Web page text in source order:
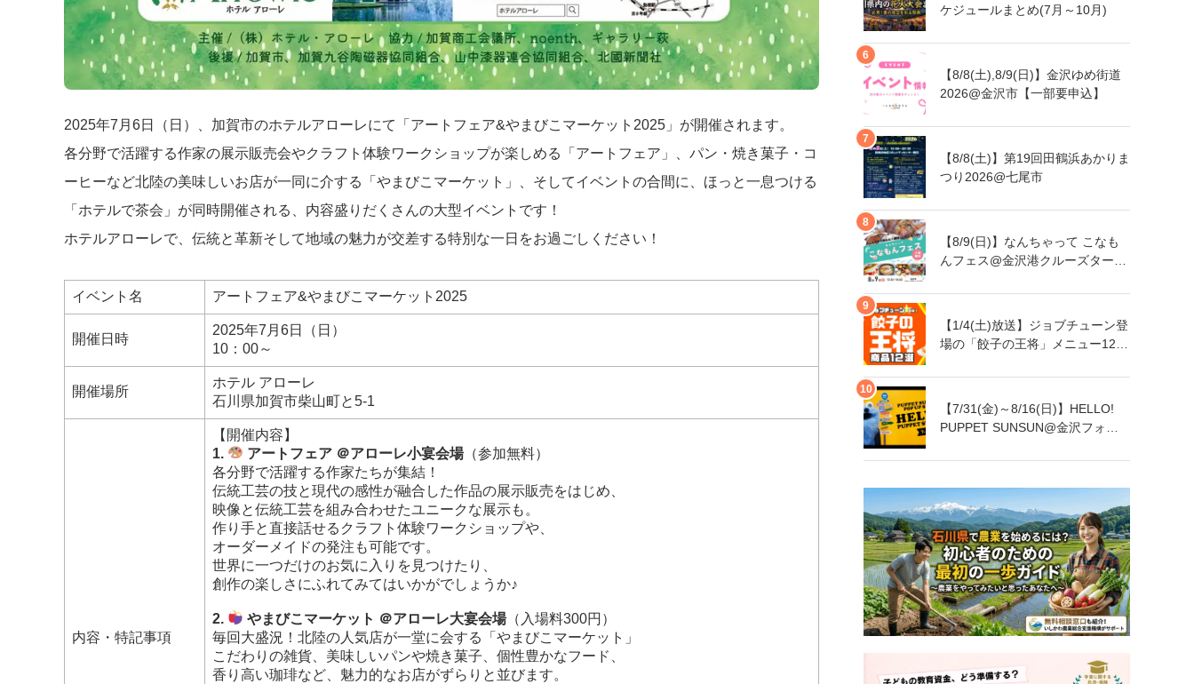
2025年7月6日（日）、加賀市のホテルアローレにて「アートフェア&やまびこマーケット2025」が開催されます。
各分野で活躍する作家の展示販売会やクラフト体験ワークショップが楽しめる「アートフェア」、パン・焼き菓子・コ
ーヒーなど北陸の美味しいお店が一同に介する「やまびこマーケット」、そしてイベントの合間に、ほっと一息つける
「ホテルで茶会」が同時開催される、内容盛りだくさんの大型イベントです！
ホテルアローレで、伝統と革新そして地域の魅力が交差する特別な一日をお過ごしください！
イベント名 アートフェア&やまびこマーケット2025
開催日時
2025年7月6日（日）
10：00～
開催場所
ホテル アローレ
石川県加賀市柴山町と5-1
内容・特記事項
【開催内容】
1.
アートフェア ＠アローレ小宴会場（参加無料）
各分野で活躍する作家たちが集結！
伝統工芸の技と現代の感性が融合した作品の展示販売をはじめ、
映像と伝統工芸を組み合わせたユニークな展示も。
作り手と直接話せるクラフト体験ワークショップや、
オーダーメイドの発注も可能です。
世界に一つだけのお気に入りを見つけたり、
創作の楽しさにふれてみてはいかがでしょうか♪
2. やまびこマーケット ＠アローレ大宴会場（入場料300円）
毎回大盛況！北陸の人気店が一堂に会する「やまびこマーケット」
こだわりの雑貨、美味しいパンや焼き菓子、個性豊かなフード、
香り高い珈琲など、魅力的なお店がずらりと並びます。
ケジュールまとめ(7月～10月)
【8/8(土),8/9(日)】金沢ゆめ街道
2026@金沢市【一部要申込】
【8/8(土)】第19回田鶴浜あかりま
つり2026@七尾市
【8/9(日)】なんちゃって こなも
んフェス@金沢港クルーズターミ
【1/4(土)放送】ジョブチューン登
場の「餃子の王将」メニュー12品
【7/31(金)～8/16(日)】HELLO!
PUPPET SUNSUN@金沢フォー